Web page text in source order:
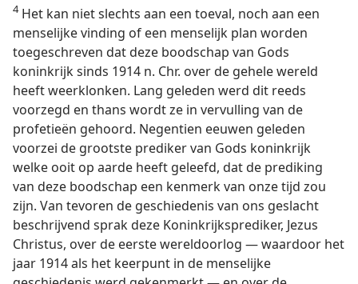
4Het kan niet slechts aan een toeval, noch aan een
menselijke vinding of een menselijk plan worden
toegeschreven dat deze boodschap van Gods
koninkrijk sinds 1914 n. Chr. over de gehele wereld
heeft weerklonken. Lang geleden werd dit reeds
voorzegd en thans wordt ze in vervulling van de
profetieën gehoord. Negentien eeuwen geleden
voorzei de grootste prediker van Gods koninkrijk
welke ooit op aarde heeft geleefd, dat de prediking
van deze boodschap een kenmerk van onze tijd zou
zijn. Van tevoren de geschiedenis van ons geslacht
beschrijvend sprak deze Koninkrijksprediker, Jezus
Christus, over de eerste wereldoorlog — waardoor het
jaar 1914 als het keerpunt in de menselijke